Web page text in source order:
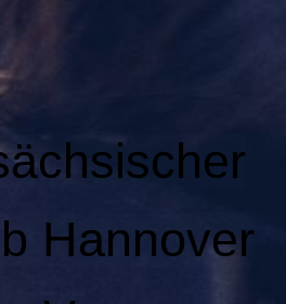
Hannover